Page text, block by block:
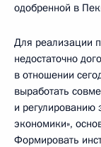
одобренной в
Для реализации
недостаточно
в отношении
выработать
и
экономики»,
Формировать